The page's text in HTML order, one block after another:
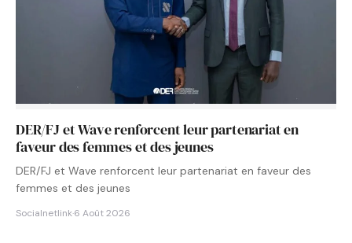
DER/FJ et Wave renforcent leur partenariat en
faveur des femmes et des jeunes
DER/FJ et Wave renforcent leur partenariat en faveur des
femmes et des jeunes
Socialnetlink·6 Août 2026